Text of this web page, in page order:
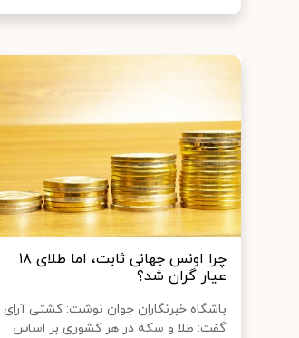
چرا اونس جهانی ثابت، اما طلای ۱۸
عیار گران شد؟
باشگاه خبرنگاران جوان نوشت: کشتی آرای
گفت: طلا و سکه در هر کشوری بر اساس